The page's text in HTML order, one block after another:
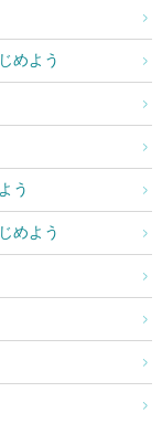
めよう
う
めよう